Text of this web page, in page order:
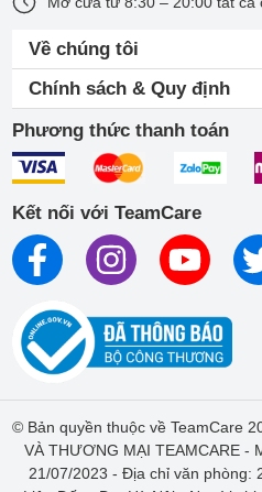
Về chúng tôi
Chính sách & Quy định
Phương thức thanh toán
Kết nối với TeamCare
© Bản quyền thuộc về TeamCare
VÀ THƯƠNG MẠI TEAMCARE -
21/07/2023 - Địa chỉ văn phòng: